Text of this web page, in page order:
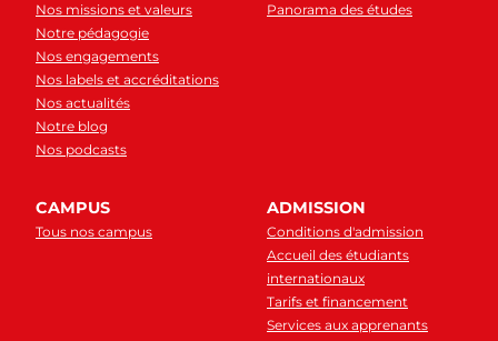
Nos missions et valeurs
Notre pédagogie
Nos engagements
Nos labels et accréditations
Nos actualités
Notre blog
Nos podcasts
Panorama des études
CAMPUS
Tous nos campus
ADMISSION
Conditions d'admission
Accueil des étudiants
internationaux
Tarifs et financement
Services aux apprenants